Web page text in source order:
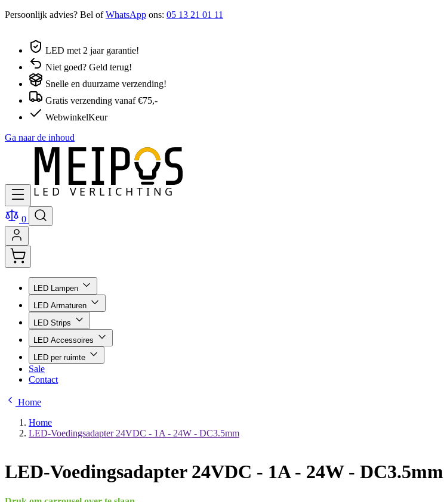
Persoonlijk advies? Bel ofWhatsApp ons: 05 13 21 01 11
LED met 2 jaar garantie!
Niet goed? Geld terug!
Snelle en duurzame verzending!
Gratis verzending vanaf €75,-
WebwinkelKeur
Ga naar de inhoud
0
LED Lampen
LED Armaturen
LED Strips
LED Accessoires
LED per ruimte
Sale
Contact
Home
Home
LED-Voedingsadapter 24VDC - 1A - 24W - DC3.5mm
LED-Voedingsadapter 24VDC - 1A - 24W - DC3.5mm